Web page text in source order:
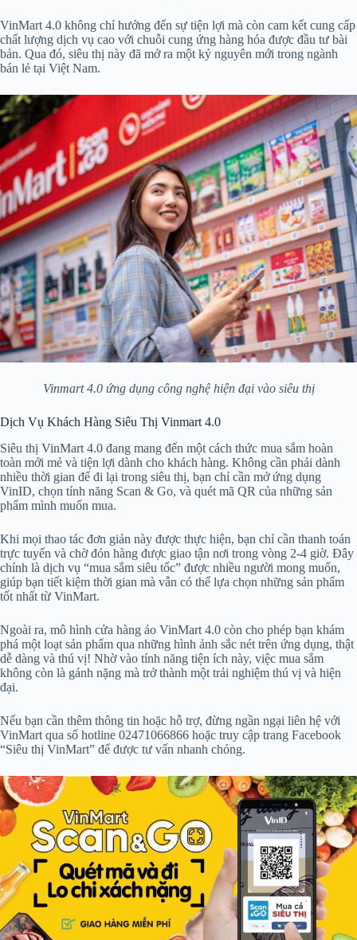
VinMart 4.0 không chỉ hướng đến sự tiện lợi mà còn cam kết cung cấp
chất lượng dịch vụ cao với chuỗi cung ứng hàng hóa được đầu tư bài
bản. Qua đó, siêu thị này đã mở ra một kỷ nguyên mới trong ngành
bán lẻ tại Việt Nam.
Vinmart 4.0 ứng dụng công nghệ hiện đại vào siêu thị
Dịch Vụ Khách Hàng Siêu Thị Vinmart 4.0
Siêu thị VinMart 4.0 đang mang đến một cách thức mua sắm hoàn
toàn mới mẻ và tiện lợi dành cho khách hàng. Không cần phải dành
nhiều thời gian để đi lại trong siêu thị, bạn chỉ cần mở ứng dụng
VinID, chọn tính năng Scan & Go, và quét mã QR của những sản
phẩm mình muốn mua.
Khi mọi thao tác đơn giản này được thực hiện, bạn chỉ cần thanh toán
trực tuyến và chờ đón hàng được giao tận nơi trong vòng 2-4 giờ. Đây
chính là dịch vụ “mua sắm siêu tốc” được nhiều người mong muốn,
giúp bạn tiết kiệm thời gian mà vẫn có thể lựa chọn những sản phẩm
tốt nhất từ VinMart.
Ngoài ra, mô hình cửa hàng ảo VinMart 4.0 còn cho phép bạn khám
phá một loạt sản phẩm qua những hình ảnh sắc nét trên ứng dụng, thật
dễ dàng và thú vị! Nhờ vào tính năng tiện ích này, việc mua sắm
không còn là gánh nặng mà trở thành một trải nghiệm thú vị và hiện
đại.
Nếu bạn cần thêm thông tin hoặc hỗ trợ, đừng ngần ngại liên hệ với
VinMart qua số hotline 02471066866 hoặc truy cập trang Facebook
“Siêu thị VinMart” để được tư vấn nhanh chóng.